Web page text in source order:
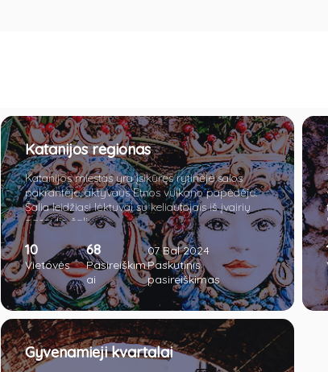
Katanijos regionas
Katanijos miestas yra įsikūręs rytinėje salos
pakrantėje, aktyvaus Etnos vulkano papėdėje.
Šalia leidžiasi lėktuvai su keliautojais iš įvairių
pasaulio šalių.
10
Vietovės
68
Pasireiškim
ai
07 Bal 2024
Paskutinis
pasireiškimas
Gyvenamieji kvartalai